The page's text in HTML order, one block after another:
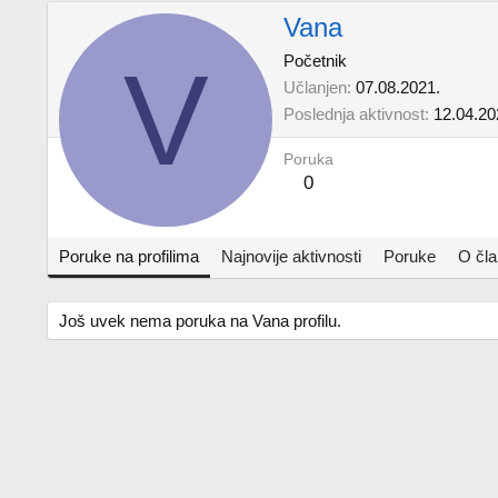
V
Vana
Početnik
Učlanjen 07.08.2021.
Poslednja aktivnost
Poruka
0
Poruke na profilima Najnovije aktivnosti Poruke O
Još uvek nema poruka na Vana profilu.